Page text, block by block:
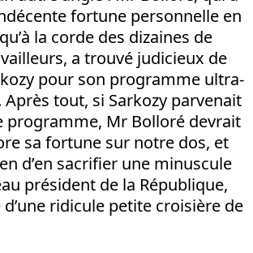
fortune personnelle en
la corde des dizaines de
a trouvé judicieux de
pour son programme ultra-
tout, si Sarkozy parvenait
programme, Mr Bolloré devrait
sa fortune sur notre dos, et
d’en sacrifier une minuscule
président de la République,
ridicule petite croisière de